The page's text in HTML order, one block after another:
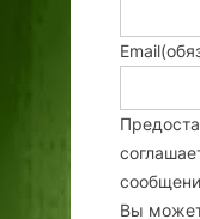
Email
Вы